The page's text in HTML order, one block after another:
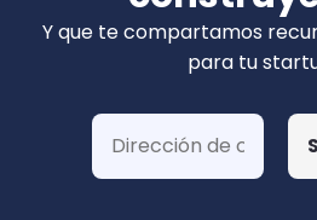
privados). Hemos ganado
de Corfo y 3 Startups
postulaciones o
Y que te compartamos
para tu